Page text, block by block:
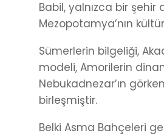
Babil, yalnızca bir şehir
Mezopotamya’nın
Sümerlerin bilgeliği,
modeli, Amorilerin
Nebukadnezar’ın
birleşmiştir.
Belki Asma Bahçeleri